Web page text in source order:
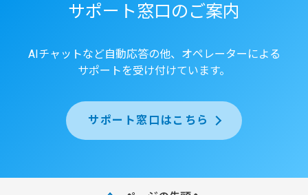
サポート窓口のご案内
AIチャットなど自動応答の他、オペレーターによる
サポートを受け付けています。
サポート窓口はこちら